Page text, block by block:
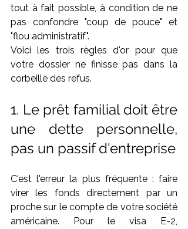
tout à fait possible, à condition de ne
pas confondre "coup de pouce" et
"flou administratif".
Voici les trois règles d'or pour que
votre dossier ne finisse pas dans la
corbeille des refus.
1. Le prêt familial doit être
une dette personnelle,
pas un passif d'entreprise
C'est l'erreur la plus fréquente : faire
virer les fonds directement par un
proche sur le compte de votre société
américaine. Pour le visa E-2,